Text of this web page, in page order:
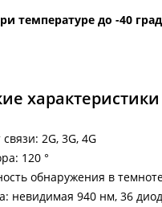
температуре до -40
характеристики
2G, 3G, 4G
120 °
обнаружения в
невидимая 940 нм, 36